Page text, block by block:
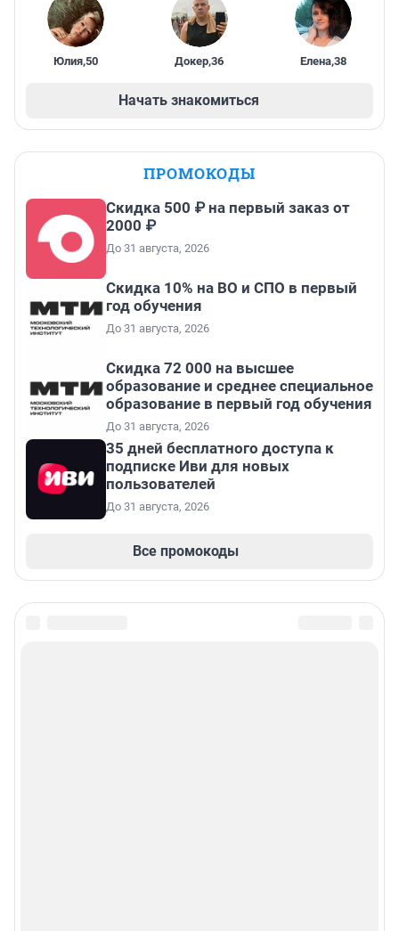
Юлия,50 Докер,36 Елена,38
Начать знакомиться
ПРОМОКОДЫ
Скидка 500 ₽ на первый заказ от
2000 ₽
До 31 августа, 2026
Скидка 10% на ВО и СПО в первый
год обучения
До 31 августа, 2026
Скидка 72 000 на высшее
образование и среднее специальное
образование в первый год обучения
До 31 августа, 2026
35 дней бесплатного доступа к
подписке Иви для новых
пользователей
До 31 августа, 2026
Все промокоды